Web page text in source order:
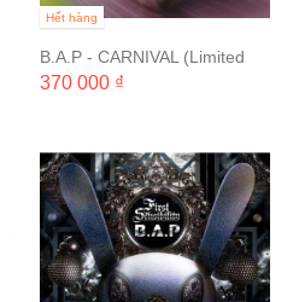
Hết hàng
B.A.P - CARNIVAL (Limited
Edition)
370 000 ₫